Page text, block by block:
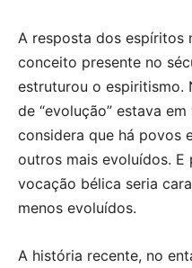
A resposta dos espíritos
conceito presente no
estruturou o espiritismo.
de “evolução” estava
considera que há povos
outros mais evoluídos.
vocação bélica seria
menos evoluídos.
A história recente, no